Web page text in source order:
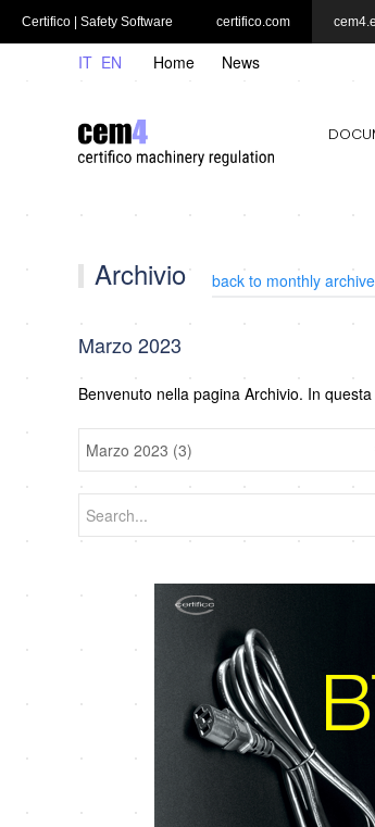
Certifico | Safety Software certifico.com
IT EN Home News
Archivio back to monthly archive
Marzo 2023
Benvenuto nella pagina Archivio. In